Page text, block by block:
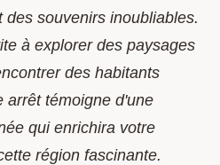
des souvenirs inoubliables.
à explorer des paysages
des habitants
arrêt témoigne d'une
qui enrichira votre
région fascinante.